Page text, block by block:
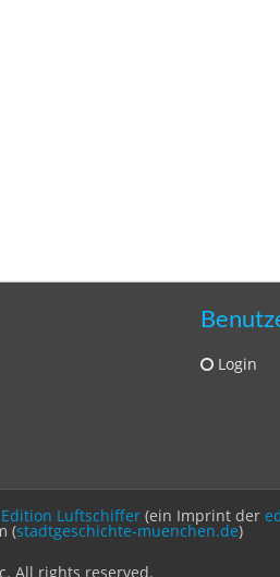
Login
Edition Luftschiffer (ein Imprint der
(stadtgeschichte-muenchen.de)
All rights reserved.